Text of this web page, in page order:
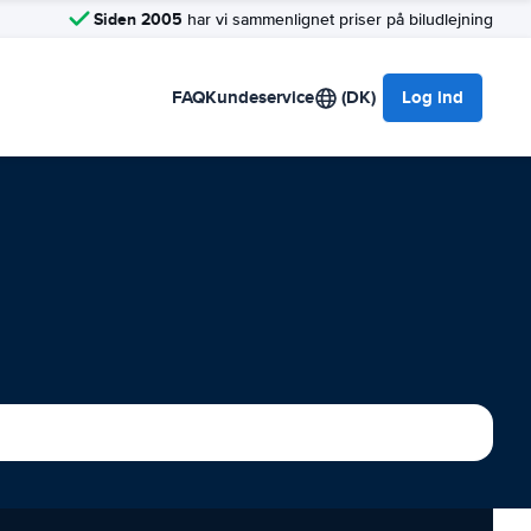
Siden 2005 har vi sammenlignet priser på biludlejning
FAQKundeservice (DK) Log ind